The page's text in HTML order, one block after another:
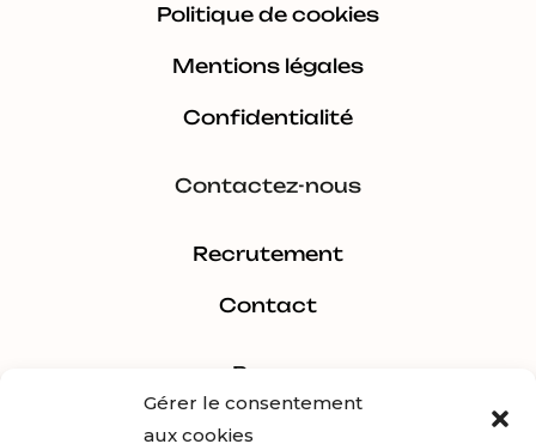
Gérer le consentement
aux cookies
Politique de cookies
Mentions légales
Confidentialité
Contactez-nous
Recrutement
Contact
Pages